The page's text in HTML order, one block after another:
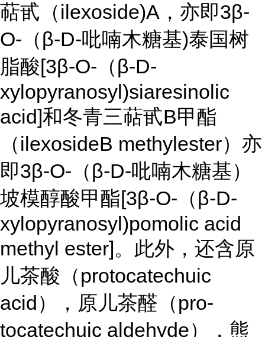
萜甙（ilexoside)A，亦即3β-
O-（β-D-吡喃木糖基)泰国树
脂酸[3β-O-（β-D-
xylopyranosyl)siaresinolic
acid]和冬青三萜甙B甲酯
（ilexosideB methylester）亦
即3β-O-（β-D-吡喃木糖基）
坡模醇酸甲酯[3β-O-（β-D-
xylopyranosyl)pomolic acid
methyl ester]。此外，还含原
儿茶酸（protocatechuic
acid），原儿茶醛（pro-
tocatechuic aldehyde），熊